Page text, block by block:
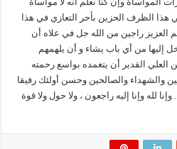
هذا الظرف الحزين بأحر التعازي في هذا
العزيز راجين من الله جل في علاه أن
إليها من أي باب يشاء و أن يلهمهم
العلي القدير أن يتغمده بواسع رحمته
والشهداء والصالحين وحسن أولئك رفيقا
لله وإنا إليه راجعون ، ولا حول ولا قوة